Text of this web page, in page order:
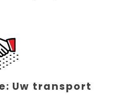
Uw transport